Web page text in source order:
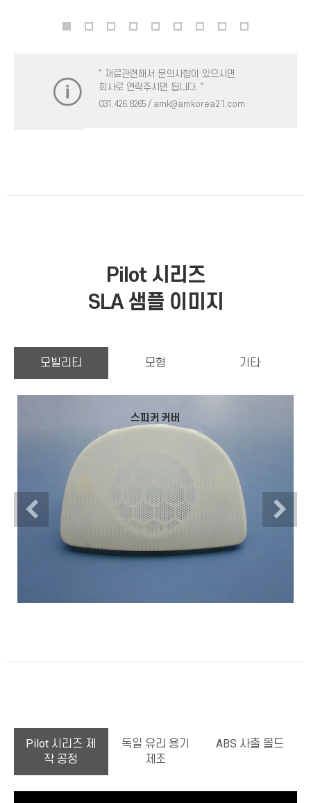
" 재료관련해서 문의사항이 있으시면
회사로 연락주시면 됩니다. "
031. 426. 8265 / amk@amkorea21.com
Pilot 시리즈
SLA 샘플 이미지
모빌리티 모형 기타
스피커 커버
Previous
Pilot 시리즈 제
작 공정
독일 유리 용기
제조
ABS 사출 몰드